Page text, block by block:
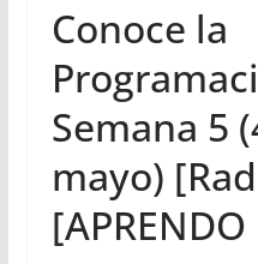
Conoce la
Semana 5
mayo)
[APRENDO